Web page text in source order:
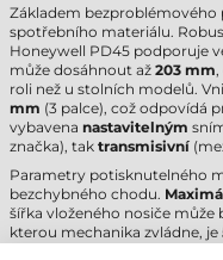
Základem
spotřebního materiálu.
Honeywell PD45 podporuje
může dosáhnout až 203 mm,
roli než u stolních modelů.
mm (3 palce), což odpovídá
vybavena nastavitelným
značka), tak transmisivní
Parametry potisknutelného
bezchybného chodu.
šířka vloženého nosiče může
kterou mechanika zvládne, je